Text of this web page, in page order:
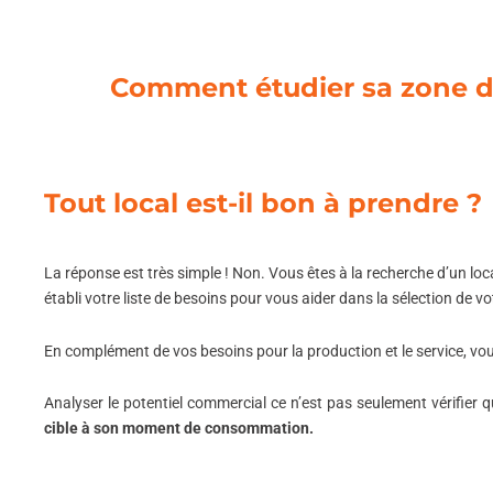
Comment étudier sa zone
Tout local est-il bon à prendre ?
La réponse est très simple ! Non.Vous êtes à la recherche d’un
établi votre liste de besoins pour vous aider dans la sélection de
En complément de vos besoins pour la production et le service,
Analyser le potentiel commercial ce n’est pas seulement vérifier
cible à son moment de consommation.